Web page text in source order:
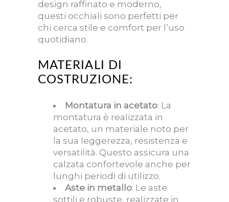
design raffinato e moderno,
questi occhiali sono perfetti per
chi cerca stile e comfort per l’uso
quotidiano.
MATERIALI DI
COSTRUZIONE:
Montatura in acetato: La
montatura è realizzata in
acetato, un materiale noto per
la sua leggerezza, resistenza e
versatilità. Questo assicura una
calzata confortevole anche per
lunghi periodi di utilizzo.
Aste in metallo: Le aste
sottili e robuste, realizzate in